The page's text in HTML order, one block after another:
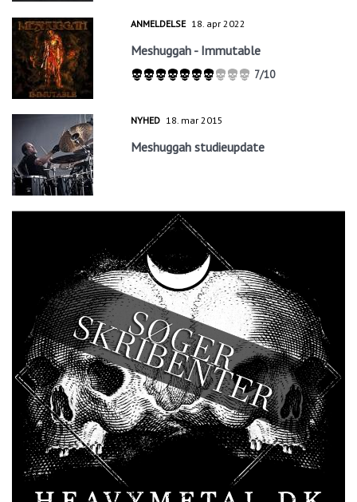
ANMELDELSE 18. apr 2022
Meshuggah - Immutable
7/10
NYHED 18. mar 2015
Meshuggah studieupdate